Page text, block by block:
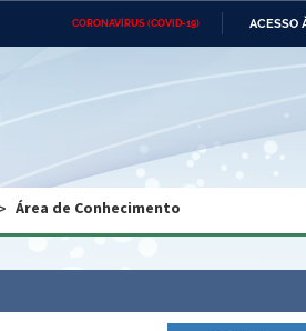
CORONAVÍRUS (COVID-19) ACESSO
Ministério das
do Desenvolvimento
Geral da União Banco Central do
Área de Conhecimento